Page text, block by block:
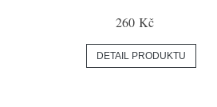
260 Kč
DETAIL PRODUKTU